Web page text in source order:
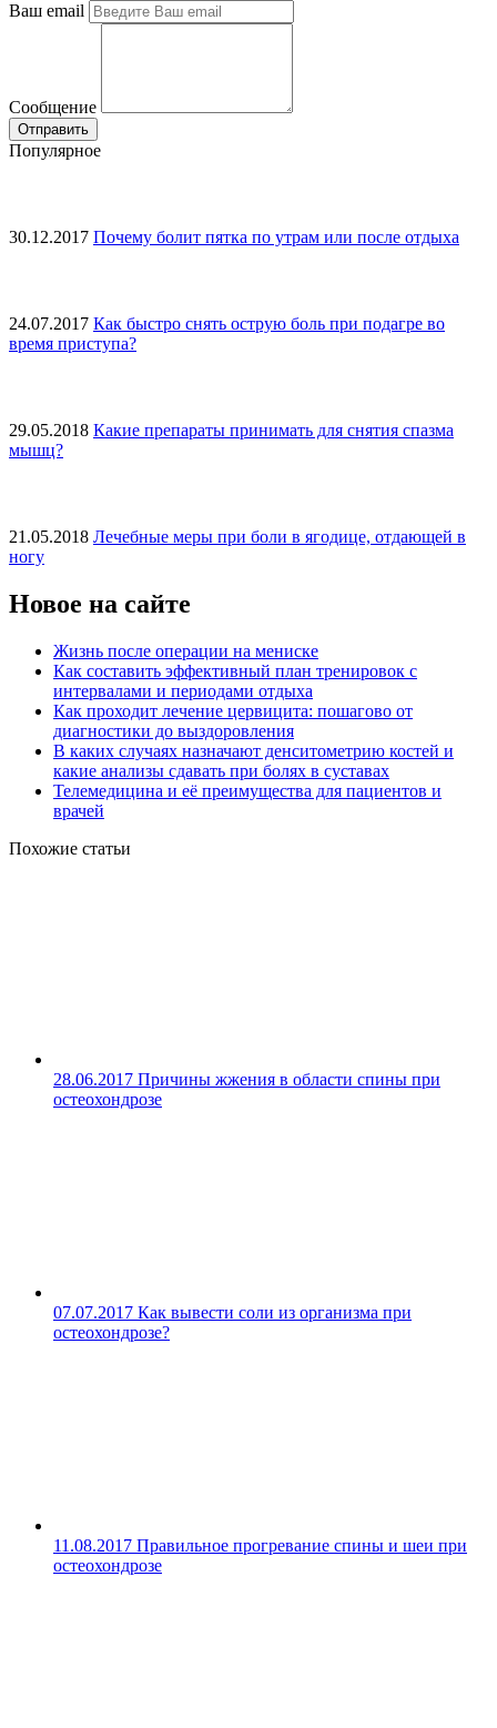
Ваш email
Сообщение
Популярное
30.12.2017 Почему болит пятка по утрам или после отдыха
24.07.2017 Как быстро снять острую боль при подагре во
время приступа?
29.05.2018 Какие препараты принимать для снятия спазма
мышц?
21.05.2018 Лечебные меры при боли в ягодице, отдающей в
ногу
Новое на сайте
Жизнь после операции на мениске
Как составить эффективный план тренировок с
интервалами и периодами отдыха
Как проходит лечение цервицита: пошагово от
диагностики до выздоровления
В каких случаях назначают денситометрию костей и
какие анализы сдавать при болях в суставах
Телемедицина и её преимущества для пациентов и
врачей
Похожие статьи
28.06.2017 Причины жжения в области спины при
остеохондрозе
07.07.2017 Как вывести соли из организма при
остеохондрозе?
11.08.2017 Правильное прогревание спины и шеи при
остеохондрозе